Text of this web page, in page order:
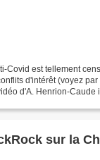
Covid est tellement
d'intérêt (voyez
d'A. Henrion-Caude
sur la